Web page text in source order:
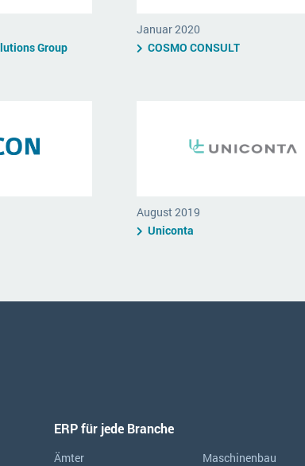
Group
Januar 2020
COSMO CONSULT
August 2019
Uniconta
ERP für jede Branche
Ämter
Maschinenbau